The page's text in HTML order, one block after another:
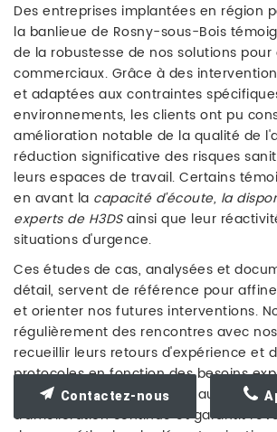
Des entreprises implantées en région
la banlieue de Rosny-sous-Bois
de la robustesse de nos solutions pour
commerciaux. Grâce à des
et adaptées aux contraintes
environnements, les clients ont pu
amélioration notable de la qualité de
réduction significative des risques
leurs espaces de travail. Certains
en avant la capacité d'écoute, la
experts de H3DSainsi que leur
situations d'urgence.
Ces études de cas, analysées et
détail, servent de référence pour
et orienter nos futures interventions.
régulièrement des rencontres avec
recueillir leurs retours d'expérience et
protocoles en fonction des besoins
démarche participative est au cœur de
d'amélioration continue et garantit
Contactez-nous